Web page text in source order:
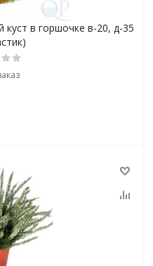
в горшочке в-20, д-35